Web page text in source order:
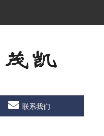
联系我们